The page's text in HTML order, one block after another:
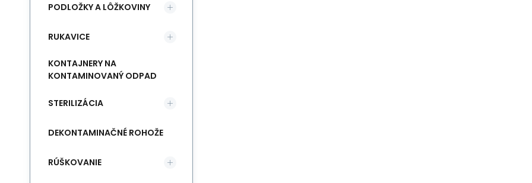
PODLOŽKY A LÔŽKOVINY
RUKAVICE
KONTAJNERY NA
KONTAMINOVANÝ ODPAD
STERILIZÁCIA
DEKONTAMINAČNÉ ROHOŽE
RÚŠKOVANIE